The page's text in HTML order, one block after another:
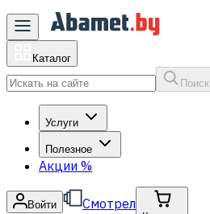
Каталог
Поиск
Услуги
Полезное
Акции %
Войти Смотрел